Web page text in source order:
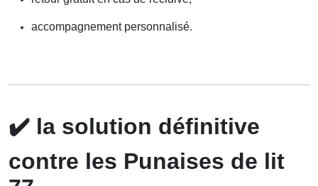
accompagnement personnalisé.
✔️ la solution définitive
contre les Punaises de lit